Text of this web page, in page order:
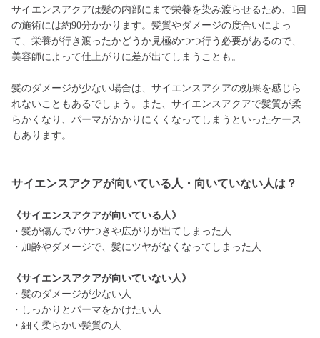
サイエンスアクアは髪の内部にまで栄養を染み渡らせるため、1回
の施術には約90分かかります。髪質やダメージの度合いによっ
て、栄養が行き渡ったかどうか見極めつつ行う必要があるので、
美容師によって仕上がりに差が出てしまうことも。
髪のダメージが少ない場合は、サイエンスアクアの効果を感じら
れないこともあるでしょう。また、サイエンスアクアで髪質が柔
らかくなり、パーマがかかりにくくなってしまうといったケース
もあります。
サイエンスアクアが向いている人・向いていない人は？
《サイエンスアクアが向いている人》
・髪が傷んでパサつきや広がりが出てしまった人
・加齢やダメージで、髪にツヤがなくなってしまった人
《サイエンスアクアが向いていない人》
・髪のダメージが少ない人
・しっかりとパーマをかけたい人
・細く柔らかい髪質の人